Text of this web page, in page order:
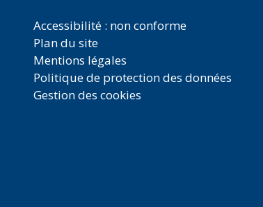
Accessibilité : non conforme
Plan du site
Mentions légales
Politique de protection des données
Gestion des cookies